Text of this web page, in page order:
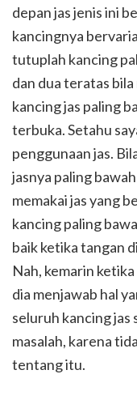
depan jas jenis ini
kancingnya
tutuplah kancing
dan dua teratas
kancing jas paling
terbuka. Setahu
penggunaan jas.
jasnya paling
memakai jas yang
kancing paling
baik ketika tangan
Nah, kemarin
dia menjawab hal
seluruh kancing
masalah, karena
tentang itu.